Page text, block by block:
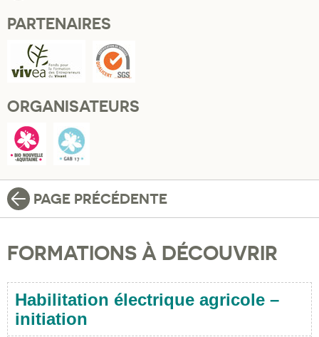
PARTENAIRES
ORGANISATEURS
PAGE PRÉCÉDENTE
FORMATIONS À DÉCOUVRIR
Habilitation électrique agricole –
initiation